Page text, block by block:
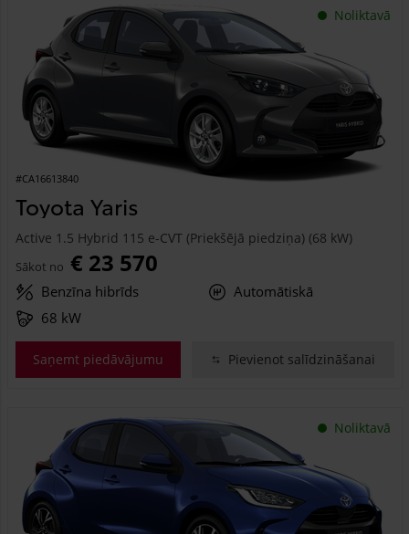
Noliktavā
#CA16613840
Toyota Yaris
Active 1.5 Hybrid 115 e-CVT (Priekšējā piedziņa) (68 kW)
Sākot no € 23 570
Benzīna hibrīds
Automātiskā
68 kW
Saņemt piedāvājumu Pievienot salīdzināšanai
Noliktavā